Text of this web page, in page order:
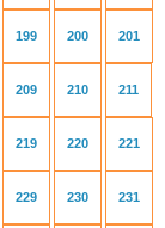
199 200 201
209 210 211
219 220 221
229 230 231